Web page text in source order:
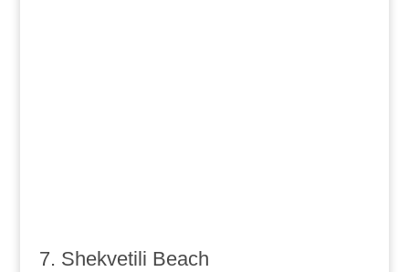
7. Shekvetili Beach